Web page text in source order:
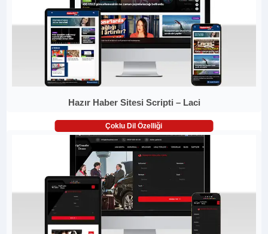
Hazır Haber Sitesi Scripti – Laci
Çoklu Dil Özelliği